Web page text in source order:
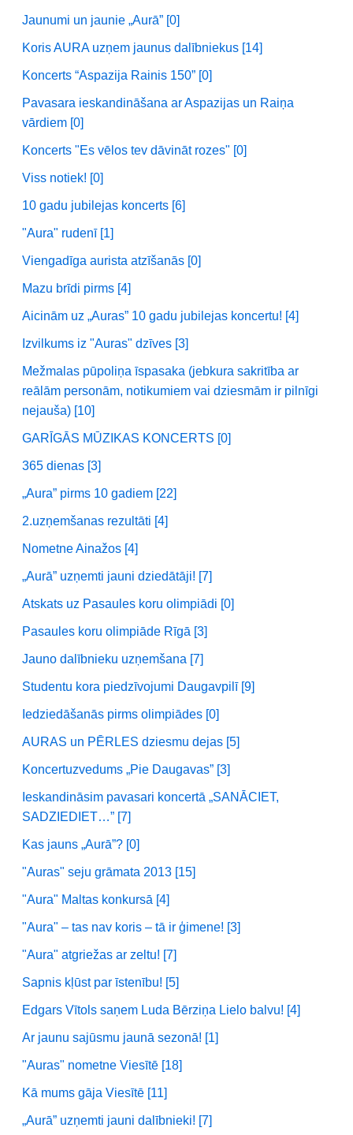
Jaunumi un jaunie „Aurā” [0]
Koris AURA uzņem jaunus dalībniekus [14]
Koncerts “Aspazija Rainis 150” [0]
Pavasara ieskandināšana ar Aspazijas un Raiņa
vārdiem [0]
Koncerts "Es vēlos tev dāvināt rozes" [0]
Viss notiek! [0]
10 gadu jubilejas koncerts [6]
"Aura" rudenī [1]
Viengadīga aurista atzīšanās [0]
Mazu brīdi pirms [4]
Aicinām uz „Auras” 10 gadu jubilejas koncertu! [4]
Izvilkums iz "Auras" dzīves [3]
Mežmalas pūpoliņa īspasaka (jebkura sakritība ar
reālām personām, notikumiem vai dziesmām ir pilnīgi
nejauša) [10]
GARĪGĀS MŪZIKAS KONCERTS [0]
365 dienas [3]
„Aura” pirms 10 gadiem [22]
2.uzņemšanas rezultāti [4]
Nometne Ainažos [4]
„Aurā” uzņemti jauni dziedātāji! [7]
Atskats uz Pasaules koru olimpiādi [0]
Pasaules koru olimpiāde Rīgā [3]
Jauno dalībnieku uzņemšana [7]
Studentu kora piedzīvojumi Daugavpilī [9]
Iedziedāšanās pirms olimpiādes [0]
AURAS un PĒRLES dziesmu dejas [5]
Koncertuzvedums „Pie Daugavas” [3]
Ieskandināsim pavasari koncertā „SANĀCIET,
SADZIEDIET…” [7]
Kas jauns „Aurā”? [0]
"Auras" seju grāmata 2013 [15]
"Aura" Maltas konkursā [4]
"Aura" – tas nav koris – tā ir ģimene! [3]
"Aura" atgriežas ar zeltu! [7]
Sapnis kļūst par īstenību! [5]
Edgars Vītols saņem Luda Bērziņa Lielo balvu! [4]
Ar jaunu sajūsmu jaunā sezonā! [1]
"Auras" nometne Viesītē [18]
Kā mums gāja Viesītē [11]
„Aurā” uzņemti jauni dalībnieki! [7]